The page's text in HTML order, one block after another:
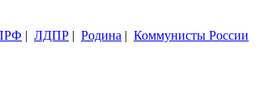
| ЛДПР | Родина | Коммунисты России